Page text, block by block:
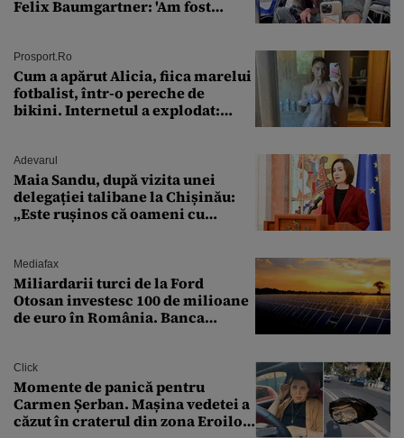
Felix Baumgartner: 'Am fost
Prosport.ro
Cum a apărut Alicia, fiica marelui
fotbalist, într-o pereche de
bikini. Internetul a explodat:
Adevarul
Maia Sandu, după vizita unei
delegației talibane la Chișinău:
„Este rușinos că oameni cu
Mediafax
Miliardarii turci de la Ford
Otosan investesc 100 de milioane
de euro în România. Banca
Click
Momente de panică pentru
Carmen Șerban. Mașina vedetei a
căzut în craterul din zona Eroilor: